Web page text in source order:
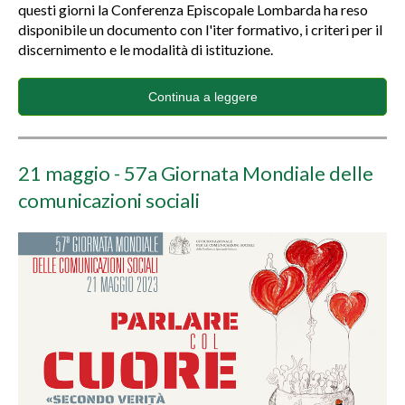
questi giorni la Conferenza Episcopale Lombarda ha reso
disponibile un documento con l'iter formativo, i criteri per il
discernimento e le modalità di istituzione.
Continua a leggere
21 maggio - 57a Giornata Mondiale delle
comunicazioni sociali